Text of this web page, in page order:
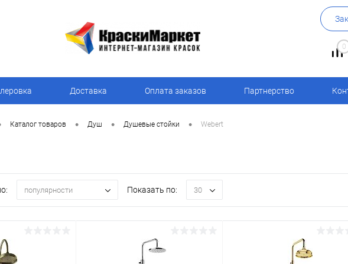
0
Доставка Оплата заказов Партнерство
Каталог товаров • Душ • Душевые стойки • Webert
популярности Показать по: 30